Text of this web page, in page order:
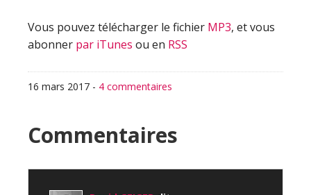
Vous pouvez télécharger le fichier MP3, et vous
abonner par iTunes ou en RSS
16 mars 2017 - 4 commentaires
Interactions
du
Commentaires